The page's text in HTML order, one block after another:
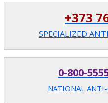
+373
SPECIALIZED
0-800-
NATIONAL